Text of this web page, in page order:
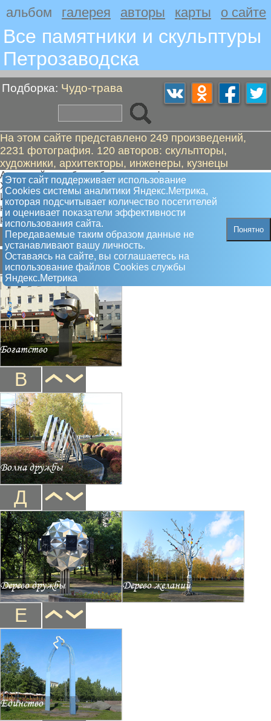
альбом галерея авторы карты о сайте
Все памятники и скульптуры
Петрозаводскa
Подборка: Чудо-трава
На этом сайте представлено 249 произведений,
2231 фотография. 120 авторов: скульпторы,
художники, архитекторы, инженеры, кузнецы
Этот сайт поддерживает использование
Сookies системы аналитики Яндекс.Метрика,
которая подсчитывает количество посетителей
и оценивает показатели эффективности
использования сайта.
Передаваемые таким образом данные не
устанавливают вашу личность.
Оставаясь на сайте, вы соглашаетесь на
использование файлов Сookies службы
Яндекс.Метрика
Понятно
Автор сайта глубоко убежден, что фантазия настоящего
Художника не нуждается в побочной стимуляции!
И пусть аллюзии и ассоциации творцов не всегда доступны
нам, простым людям, это совсем не мешает нам
радоваться их творчеству
Б В Д Е З И К Л М Н О П Р С Ч
Б
Богатство
В
Волна дружбы
Д
Дерево дружбы Дерево желаний
Е
Единство